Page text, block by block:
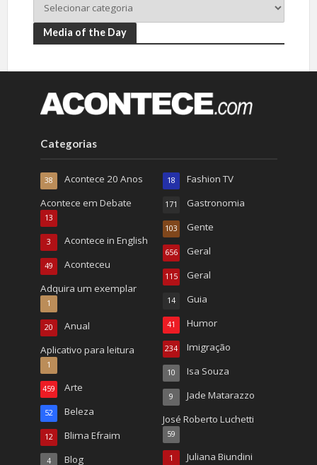
Media of the Day
Categorias
Acontece 20 Anos
38
Acontece em Debate
13
Acontece in English
3
Aconteceu
49
Adquira um exemplar
1
Anual
20
Aplicativo para leitura
1
Arte
459
Beleza
52
Blima Efraim
12
Blog
4
Fashion TV
18
Gastronomia
171
Gente
103
Geral
656
Geral
115
Guia
14
Humor
41
Imigração
234
Isa Souza
10
Jade Matarazzo
9
José Roberto Luchetti
59
Juliana Biundini
1